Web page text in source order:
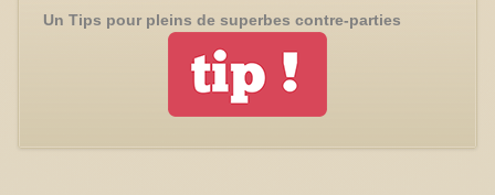
Un Tips pour pleins de superbes contre-parties